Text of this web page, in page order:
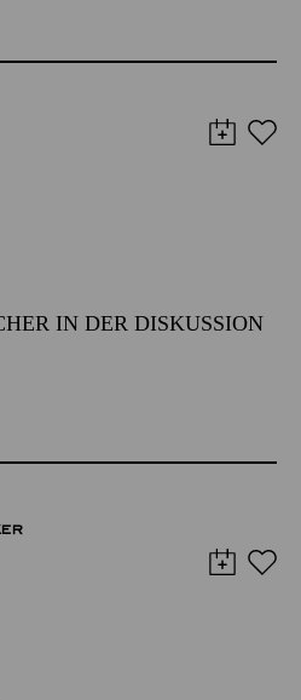
IN DER DISKUSSION